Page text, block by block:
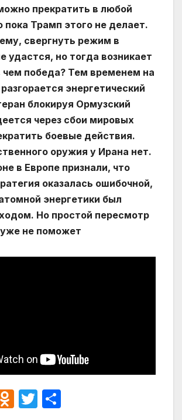
прекратить в любой
Трамп этого не делает.
свергнуть режим в
удастся, но тогда возникает
чем победа? Тем временем на
энергетический
блокируя Ормузский
через сбои мировых
боевые действия.
оружия у Ирана нет.
в Европе признали, что
оказалась ошибочной,
энергетики был
Но простой пересмотр
уже не поможет
O T